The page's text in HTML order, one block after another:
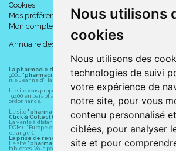
Nous utilisons
cookies
Nous utilisons des
technologies de suivi
votre expérience de
notre site, pour vous
contenu personnalisé
ciblées, pour analyser
site et pour
Cookies
Mes préférences Cookies
Mon compte
Annuaire des pharmacies
La pharmacie du centre à Albert (80300) est une pharmacie
9001. "pharmacie-du-centre-albert.fr "est le site internet de l
rue Jeanne d' Harcourt, 80300 Albert.
Le site vous propose un large choix de plus de 11000 références,
: 9400 en parapharmacie, animaux, orthopédie, matériel médical.
ordonnance.
Le site "pharmacie-du-centre-albert.fr" vous propose les
Click & Collect (retrait gratuit dans la pharmacie).
La vente à distance chez vous et/ou chez un commerçant sur la
DOM), l' Europe et le monde entier (livraison assuré par
étranger).
La prise de rendez-vous.
Le site "pharmacie-du-centre-albert.fr"est également
tablettes. Vous pouvez télécharger gratuitement l' application sur